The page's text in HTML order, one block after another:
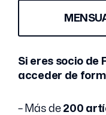
Si eres socio de
acceder de
– Más de 200